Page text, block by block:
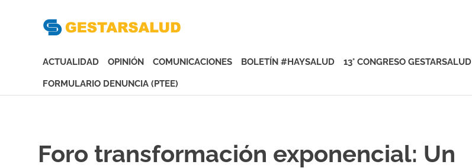
de
Gestoras
del
Salud
ACTUALIDAD OPINIÓN COMUNICACIONES BOLETÍN #HAYSALUD 13° CONGRESO GESTARSALUD
FORMULARIO DENUNCIA (PTEE)
Foro transformación exponencial: Un